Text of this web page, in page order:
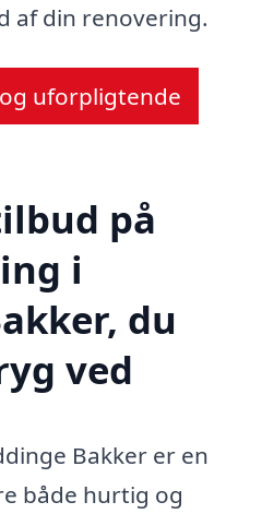
af din renovering.
uforpligtende
på
i
du
ved
Bakker er en
både hurtig og